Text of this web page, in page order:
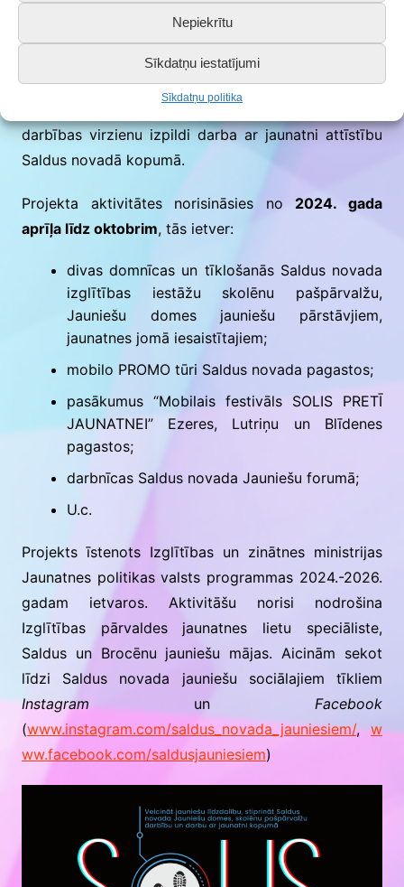
Nepiekrītu
Sīkdatņu iestatījumi
Sīkdatņu politika
darbinieki būs veicinājuši savu kompetenci.
Projekta aktivitātes vērstas uz vairāku darba ar
jaunatni plānošanas dokumentā noteikto darbības
virzienu sasniegšanu, tādēļ projekts veicinās
darbības virzienu izpildi darba ar jaunatni attīstību
Saldus novadā kopumā.
Projekta aktivitātes norisināsies no 2024. gada
aprīļa līdz oktobrim, tās ietver:
divas domnīcas un tīklošanās Saldus novada
izglītības iestāžu skolēnu pašpārvalžu,
Jauniešu domes jauniešu pārstāvjiem,
jaunatnes jomā iesaistītajiem;
mobilo PROMO tūri Saldus novada pagastos;
pasākumus “Mobilais festivāls SOLIS PRETĪ
JAUNATNEI” Ezeres, Lutriņu un Blīdenes
pagastos;
darbnīcas Saldus novada Jauniešu forumā;
U.c.
Projekts īstenots Izglītības un zinātnes ministrijas
Jaunatnes politikas valsts programmas 2024.-2026.
gadam ietvaros. Aktivitāšu norisi nodrošina
Izglītības pārvaldes jaunatnes lietu speciāliste,
Saldus un Brocēnu jauniešu mājas. Aicinām sekot
līdzi Saldus novada jauniešu sociālajiem tīkliem
Instagram un Facebook
(www.instagram.com/saldus_novada_jauniesiem/,w
ww.facebook.com/saldusjauniesiem)